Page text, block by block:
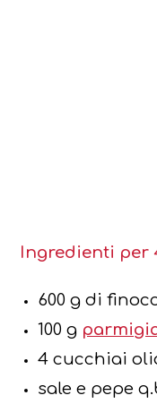
Ingredienti per
600 g di
100 g
4 cucchiai
sale e pepe